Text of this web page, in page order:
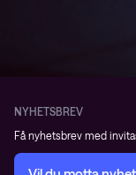
NYHETSBREV
Få nyhetsbrev med